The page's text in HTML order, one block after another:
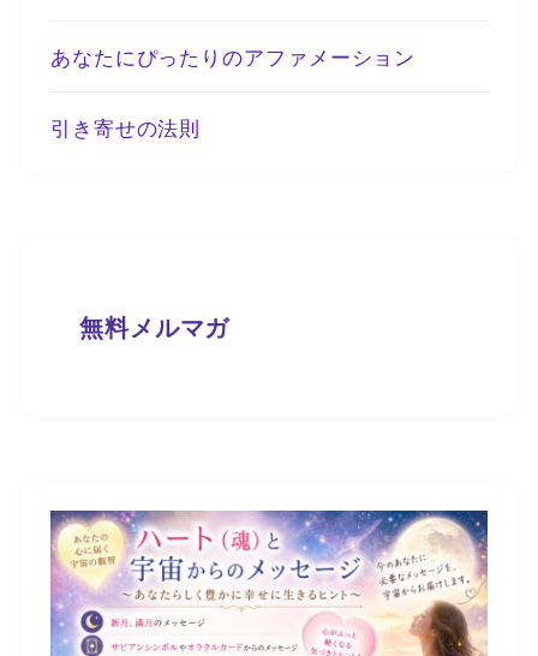
あなたにぴったりのアファメーション
引き寄せの法則
無料メルマガ